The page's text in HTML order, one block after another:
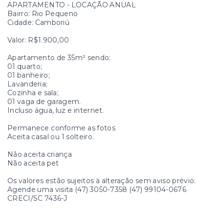
APARTAMENTO - LOCAÇÃO ANUAL
Bairro: Rio Pequeno
Cidade: Camboriú
Valor: R$1.900,00
Apartamento de 35m² sendo:
01 quarto;
01 banheiro;
Lavanderia;
Cozinha e sala;
01 vaga de garagem.
Incluso água, luz e internet.
Permanece conforme as fotos
Aceita casal ou 1 solteiro.
Não aceita criança
Não aceita pet
Os valores estão sujeitos à alteração sem aviso prévio.
Agende uma visita (47) 3050-7358 (47) 99104-0676
CRECI/SC 7436-J